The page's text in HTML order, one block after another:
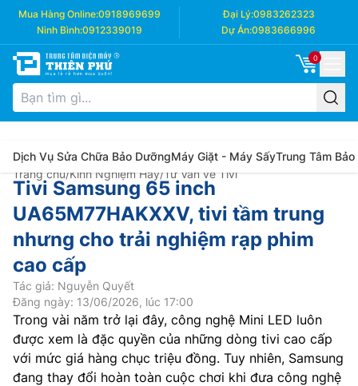
Mua Hàng Online:0918969699 Đại Lý:0983262323
Ninh Bình:0912339019 Dự Án:0983666996
0
Dịch Vụ Sửa Chữa Bảo DưỡngMáy Giặt - Máy SấyTrung Tâm Bảo
Trang chủ/Kinh Nghiệm Hay/Tư Vấn về Tivi
Tivi Samsung 65 inch
UA65M77HAKXXV, tivi tầm trung
nhưng cho trải nghiệm rạp phim
cao cấp
Tác giả: Nguyễn Quyết
Đăng ngày: 13/06/2026, lúc 17:00
Trong vài năm trở lại đây, công nghệ Mini LED luôn
được xem là đặc quyền của những dòng tivi cao cấp
với mức giá hàng chục triệu đồng. Tuy nhiên, Samsung
đang thay đổi hoàn toàn cuộc chơi khi đưa công nghệ